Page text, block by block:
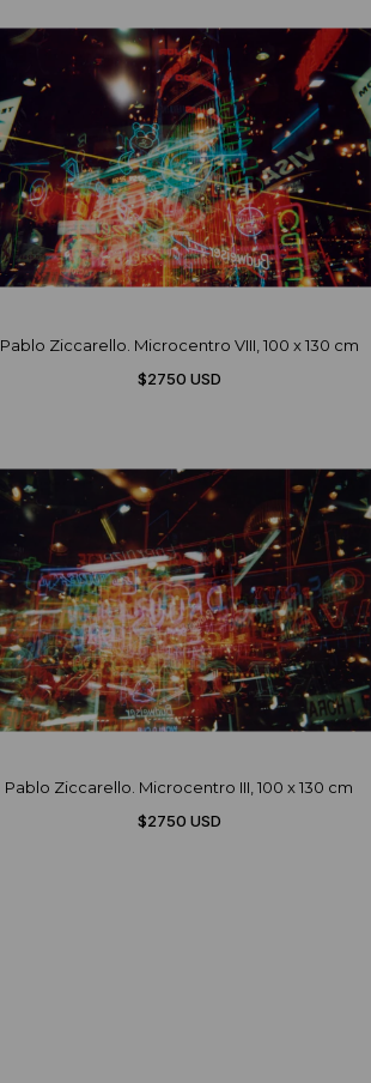
Pablo Ziccarello. Microcentro VIII, 100 x 130 cm
$2750 USD
Pablo Ziccarello. Microcentro III, 100 x 130 cm
$2750 USD